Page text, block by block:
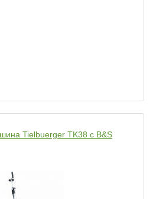
Tielbuerger TK38 с B&S